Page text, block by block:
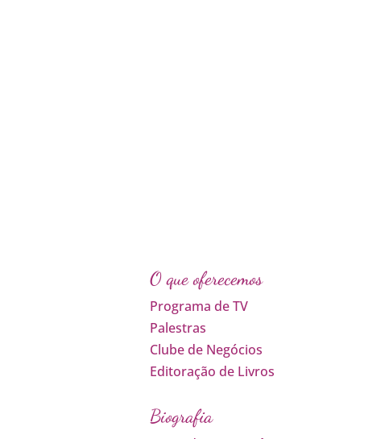
O que oferecemos
Programa de TV
Palestras
Clube de Negócios
Editoração de Livros
Biografia